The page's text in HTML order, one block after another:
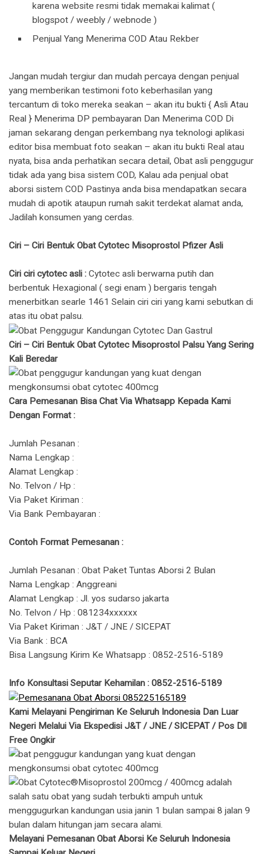
karena website resmi tidak memakai kalimat (
blogspot / weebly / webnode )
Penjual Yang Menerima COD Atau Rekber
Jangan mudah tergiur dan mudah percaya dengan penjual
yang memberikan testimoni foto keberhasilan yang
tercantum di toko mereka seakan – akan itu bukti { Asli Atau
Real } Menerima DP pembayaran Dan Menerima COD Di
jaman sekarang dengan perkembang nya teknologi aplikasi
editor bisa membuat foto seakan – akan itu bukti Real atau
nyata, bisa anda perhatikan secara detail, Obat asli penggugur
tidak ada yang bisa sistem COD, Kalau ada penjual obat
aborsi sistem COD Pastinya anda bisa mendapatkan secara
mudah di apotik ataupun rumah sakit terdekat alamat anda,
Jadilah konsumen yang cerdas.
Ciri – Ciri Bentuk Obat Cytotec Misoprostol Pfizer Asli
Ciri ciri cytotec asli : Cytotec asli berwarna putih dan
berbentuk Hexagional ( segi enam ) bergaris tengah
menerbitkan searle 1461 Selain ciri ciri yang kami sebutkan di
atas itu obat palsu.
Ciri – Ciri Bentuk Obat Cytotec Misoprostol Palsu Yang Sering
Kali Beredar
Cara Pemesanan Bisa Chat Via Whatsapp Kepada Kami
Dengan Format :
Jumlah Pesanan :
Nama Lengkap :
Alamat Lengkap :
No. Telvon / Hp :
Via Paket Kiriman :
Via Bank Pembayaran :
Contoh Format Pemesanan :
Jumlah Pesanan : Obat Paket Tuntas Aborsi 2 Bulan
Nama Lengkap : Anggreani
Alamat Lengkap : Jl. yos sudarso jakarta
No. Telvon / Hp : 081234xxxxxx
Via Paket Kiriman : J&T / JNE / SICEPAT
Via Bank : BCA
Bisa Langsung Kirim Ke Whatsapp : 0852-2516-5189
Info Konsultasi Seputar Kehamilan : 0852-2516-5189
Kami Melayani Pengiriman Ke Seluruh Indonesia Dan Luar
Negeri Melalui Via Ekspedisi J&T / JNE / SICEPAT / Pos Dll
Free Ongkir
Melayani Pemesanan Obat Aborsi Ke Seluruh Indonesia